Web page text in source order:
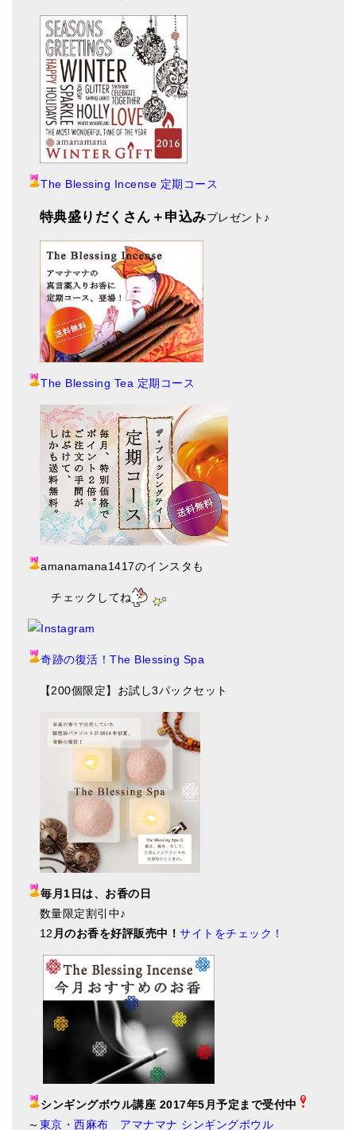
The Blessing Incense 定期コース
特典盛りだくさん＋申込みプレゼント ♪
The Blessing Tea 定期コース
amanamana1417のインスタも
チェックしてね
奇跡の復活！The Blessing Spa
【200個限定】お試し3パックセット
毎月1日は、お香の日
数量限定割引中♪
12 月のお香を好評販売中！ サイトをチェック！
シンギングボウル講座 2017年5月予定まで受付中
～ 東京・西麻布 アマナマナ シンギングボウル